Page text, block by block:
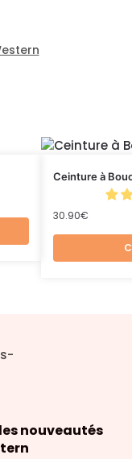
Ceinture à
30.90€
nouveautés